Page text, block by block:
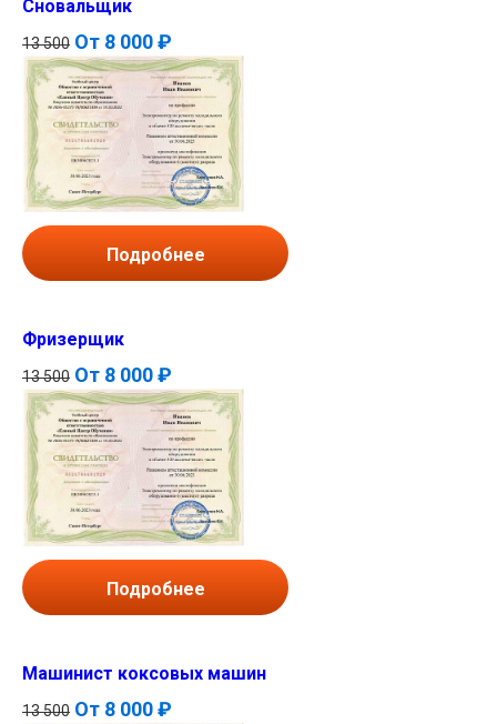
Сновальщик
13 500 От 8 000 ₽
Подробнее
Фризерщик
13 500 От 8 000 ₽
Подробнее
Машинист коксовых машин
13 500 От 8 000 ₽